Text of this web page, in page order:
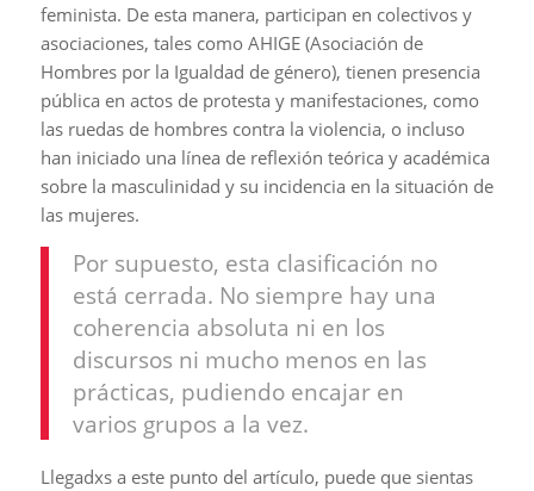
feminista. De esta manera, participan en colectivos y
asociaciones, tales como AHIGE (Asociación de
Hombres por la Igualdad de género), tienen presencia
pública en actos de protesta y manifestaciones, como
las ruedas de hombres contra la violencia, o incluso
han iniciado una línea de reflexión teórica y académica
sobre la masculinidad y su incidencia en la situación de
las mujeres.
Por supuesto, esta clasificación no
está cerrada. No siempre hay una
coherencia absoluta ni en los
discursos ni mucho menos en las
prácticas, pudiendo encajar en
varios grupos a la vez.
Llegadxs a este punto del artículo, puede que sientas